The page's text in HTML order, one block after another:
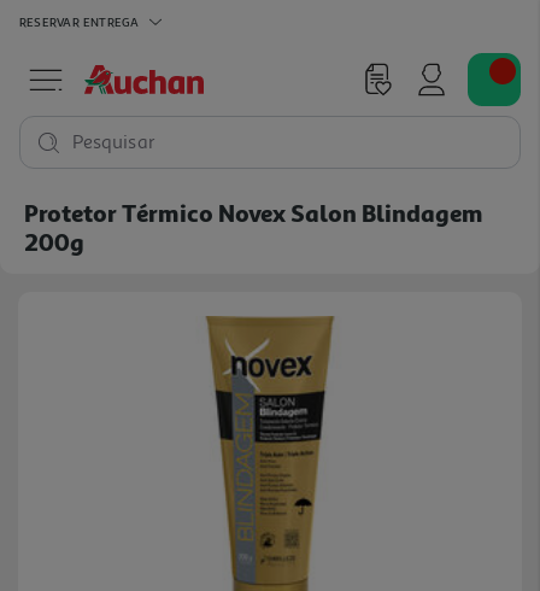
RESERVAR ENTREGA
Pesquisar
Protetor Térmico Novex Salon Blindagem
200g